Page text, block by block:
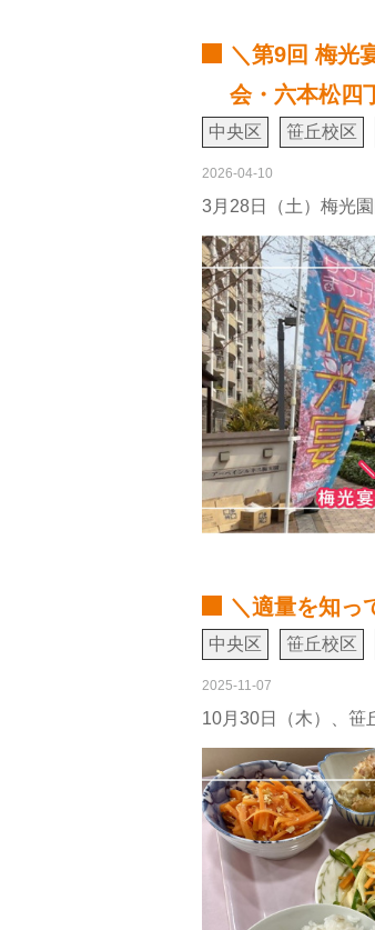
＼第9回 梅光
会・六本松四
中央区 笹丘校区
2026-04-10
3月28日（土）梅光
＼適量を知っ
中央区 笹丘校区
2025-11-07
10月30日（木）、笹